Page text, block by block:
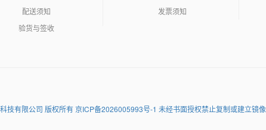
配送须知
验货与签收
发票须知
技有限公司 版权所有 京ICP备2026005993号-1 未经书面授权禁止复制或建立镜像